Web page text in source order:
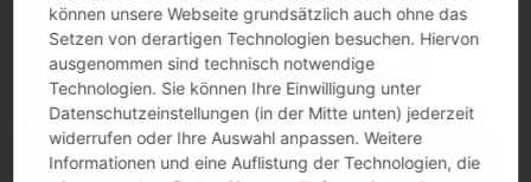
können unsere Webseite grundsätzlich auch ohne das
Setzen von derartigen Technologien besuchen. Hiervon
ausgenommen sind technisch notwendige
Technologien. Sie können Ihre Einwilligung unter
Datenschutzeinstellungen (in der Mitte unten) jederzeit
widerrufen oder Ihre Auswahl anpassen. Weitere
Informationen und eine Auflistung der Technologien, die